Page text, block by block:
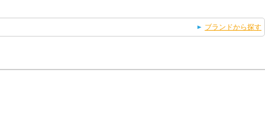
ブランドから探す